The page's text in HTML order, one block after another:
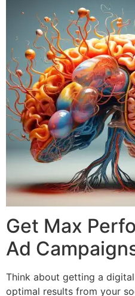
Get Max
Ad
Think about getting a
optimal results from your